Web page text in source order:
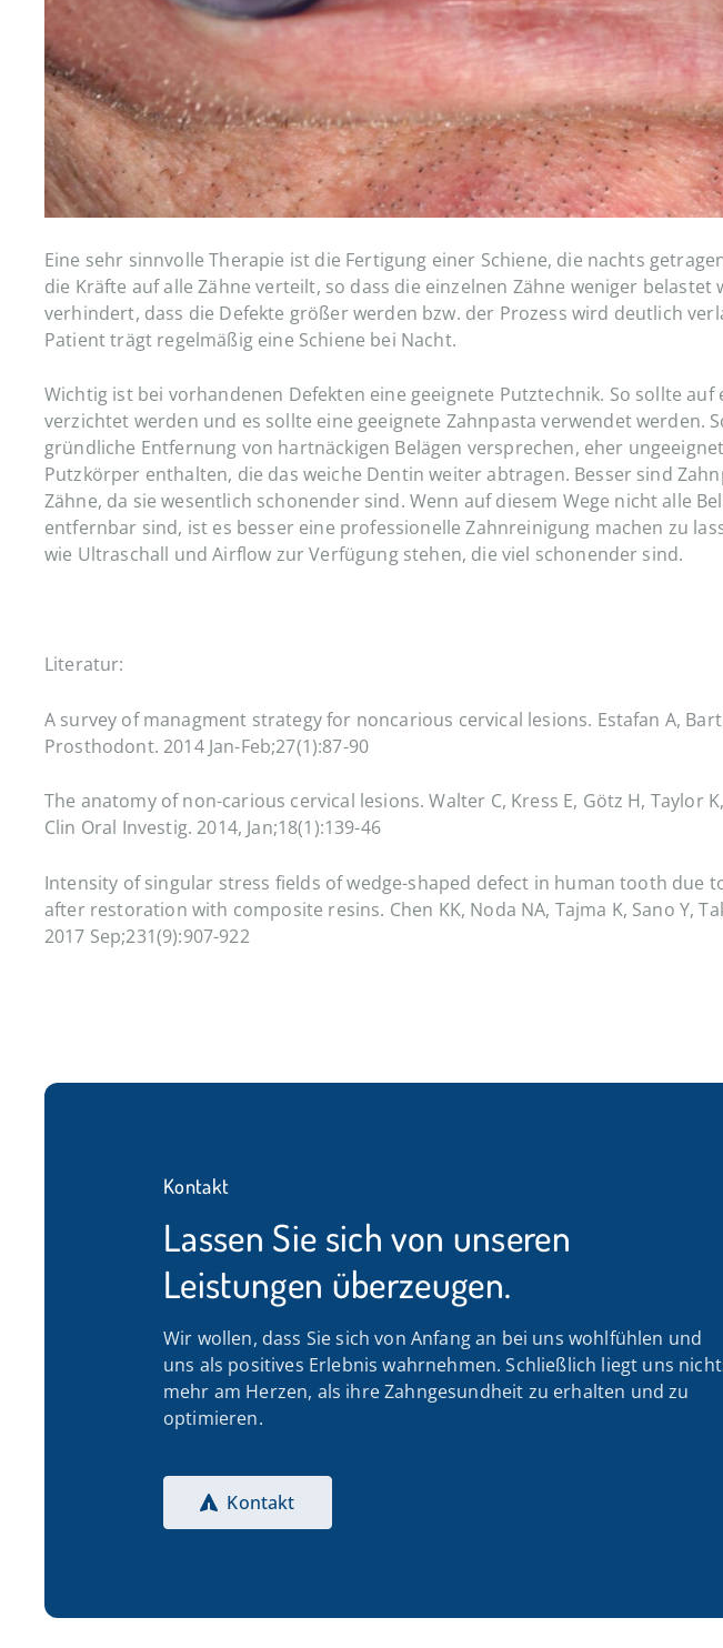
Eine sehr sinnvolle Therapie ist die Fertigung einer Schiene, die nachts
die Kräfte auf alle Zähne verteilt, so dass die einzelnen Zähne weniger belastet
verhindert, dass die Defekte größer werden bzw. der Prozess wird deutlich
Patient trägt regelmäßig eine Schiene bei Nacht.
Wichtig ist bei vorhandenen Defekten eine geeignete Putztechnik. So sollte auf
verzichtet werden und es sollte eine geeignete Zahnpasta verwendet werden.
gründliche Entfernung von hartnäckigen Belägen versprechen, eher
Putzkörper enthalten, die das weiche Dentin weiter abtragen. Besser sind
Zähne, da sie wesentlich schonender sind. Wenn auf diesem Wege nicht alle
entfernbar sind, ist es besser eine professionelle Zahnreinigung machen zu
wie Ultraschall und Airflow zur Verfügung stehen, die viel schonender sind.
Literatur:
A survey of managment strategy for noncarious cervical lesions. Estafan A,
Prosthodont. 2014 Jan-Feb;27(1):87-90
The anatomy of non-carious cervical lesions. Walter C, Kress E, Götz H, Taylor
Clin Oral Investig. 2014, Jan;18(1):139-46
Intensity of singular stress fields of wedge-shaped defect in human tooth due
after restoration with composite resins. Chen KK, Noda NA, Tajma K, Sano Y,
2017 Sep;231(9):907-922
Kontakt
Lassen Sie sich von unseren
Leistungen überzeugen.
Wir wollen, dass Sie sich von Anfang an bei uns wohlfühlen und
uns als positives Erlebnis wahrnehmen. Schließlich liegt uns
mehr am Herzen, als ihre Zahngesundheit zu erhalten und zu
optimieren.
Kontakt